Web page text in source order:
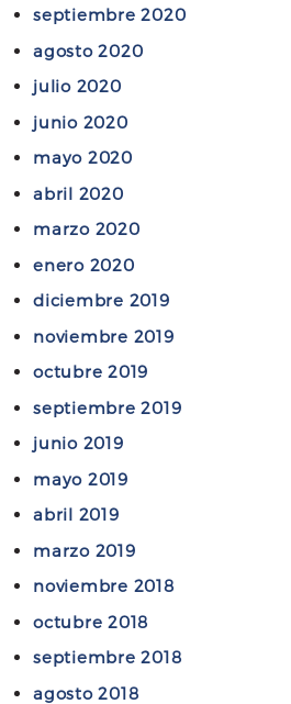
septiembre 2020
agosto 2020
julio 2020
junio 2020
mayo 2020
abril 2020
marzo 2020
enero 2020
diciembre 2019
noviembre 2019
octubre 2019
septiembre 2019
junio 2019
mayo 2019
abril 2019
marzo 2019
noviembre 2018
octubre 2018
septiembre 2018
agosto 2018